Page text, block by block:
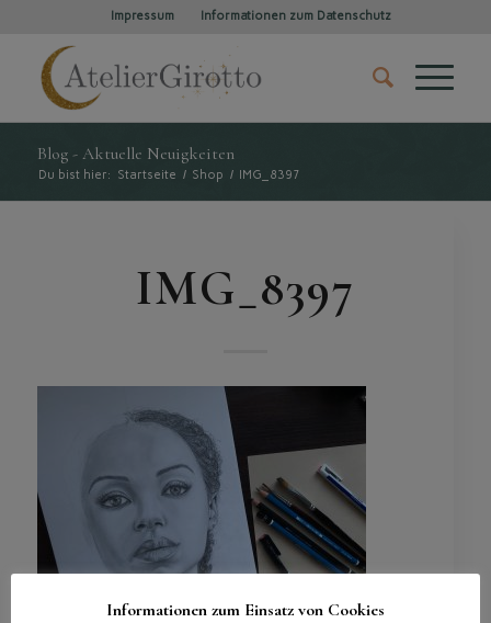
Impressum Informationen zum Datenschutz
Blog - Aktuelle Neuigkeiten
Du bist hier: Startseite / Shop / IMG_8397
IMG_8397
Informationen zum Einsatz von Cookies